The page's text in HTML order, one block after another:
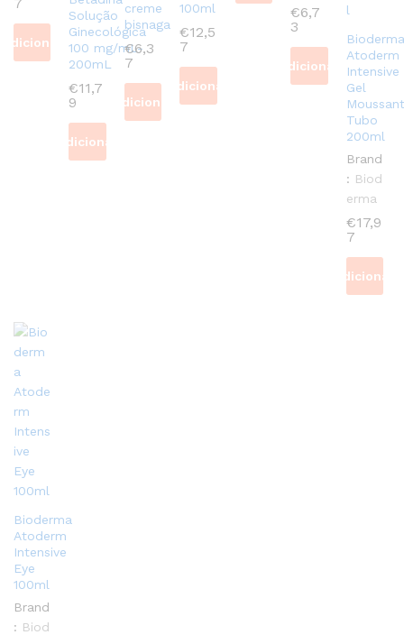
Adicionar
Solução
Ginecológica
100 mg/mL-
200mL
€11,7
9
Adicionar
creme
bisnaga
€6,3
7
Adicionar
100ml
€12,5
7
Adicionar
€6,7
3
Adicionar
Bioderma
Atoderm
Intensive
Gel
Moussant
Tubo
200ml
Brand
: Biod
erma
€17,9
7
Adicionar
Bioderma
Atoderm
Intensive
Eye
100ml
Brand
: Biod